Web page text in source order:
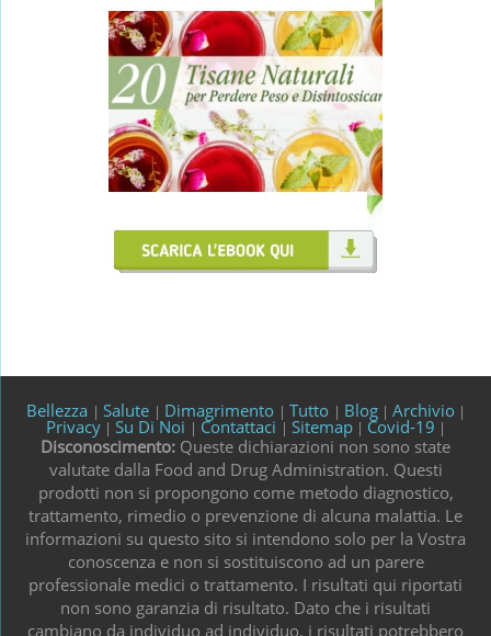
Bellezza | Salute | Dimagrimento | Tutto | Blog| Archivio|
Privacy| Su Di Noi | Contattaci | Sitemap| Covid-19 |
Disconoscimento: Queste dichiarazioni non sono state
valutate dalla Food and Drug Administration. Questi
prodotti non si propongono come metodo diagnostico,
trattamento, rimedio o prevenzione di alcuna malattia. Le
informazioni su questo sito si intendono solo per la Vostra
conoscenza e non si sostituiscono ad un parere
professionale medici o trattamento. I risultati qui riportati
non sono garanzia di risultato. Dato che i risultati
cambiano da individuo ad individuo, i risultati potrebbero